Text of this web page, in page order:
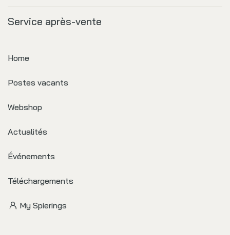
Service après-vente
Home
Postes vacants
Webshop
Actualités
Événements
Téléchargements
My Spierings